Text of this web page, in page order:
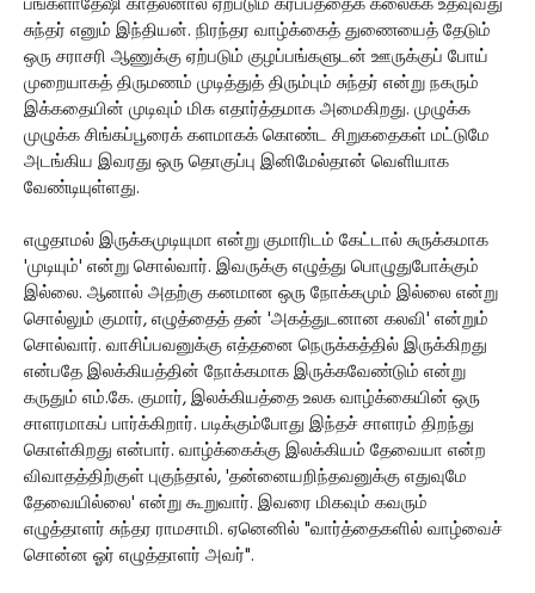
சுந்தர் எனும் இந்தியன். நிரந்தர வாழ்க்கைத் துணையைத் தேடும்
ஒரு சராசரி ஆணுக்கு ஏற்படும் குழப்பங்களுடன் ஊருக்குப் போய்
முறையாகத் திருமணம் முடித்துத் திரும்பும் சுந்தர் என்று நகரும்
இக்கதையின் முடிவும் மிக எதார்த்தமாக அமைகிறது. முழுக்க
முழுக்க சிங்கப்பூரைக் களமாகக் கொண்ட சிறுகதைகள் மட்டுமே
அடங்கிய இவரது ஒரு தொகுப்பு இனிமேல்தான் வெளியாக
வேண்டியுள்ளது.
எழுதாமல் இருக்கமுடியுமா என்று குமாரிடம் கேட்டால் சுருக்கமாக
'முடியும்' என்று சொல்வார். இவருக்கு எழுத்து பொழுதுபோக்கும்
இல்லை. ஆனால் அதற்கு கனமான ஒரு நோக்கமும் இல்லை என்று
சொல்லும் குமார், எழுத்தைத் தன் 'அகத்துடனான கலவி' என்றும்
சொல்வார். வாசிப்பவனுக்கு எத்தனை நெருக்கத்தில் இருக்கிறது
என்பதே இலக்கியத்தின் நோக்கமாக இருக்கவேண்டும் என்று
கருதும் எம்.கே. குமார், இலக்கியத்தை உலக வாழ்க்கையின் ஒரு
சாளரமாகப் பார்க்கிறார். படிக்கும்போது இந்தச் சாளரம் திறந்து
கொள்கிறது என்பார். வாழ்க்கைக்கு இலக்கியம் தேவையா என்ற
விவாதத்திற்குள் புகுந்தால், 'தன்னையறிந்தவனுக்கு எதுவுமே
தேவையில்லை' என்று கூறுவார். இவரை மிகவும் கவரும்
எழுத்தாளர் சுந்தர ராமசாமி. ஏனெனில் "வார்த்தைகளில் வாழ்வைச்
சொன்ன ஓர் எழுத்தாளர் அவர்".